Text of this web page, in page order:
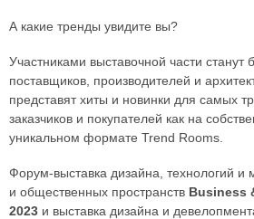
А какие тренды увидите вы?
Участниками выставочной части станут
поставщиков, производителей и
представят хиты и новинки для самых
заказчиков и покупателей как на
уникальном формате Trend Rooms.
Форум-выставка дизайна, технологий
и общественных пространств Business
2023 и выставка дизайна и